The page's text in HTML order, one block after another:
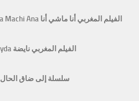
Film marocain Ana Machi Ana الفيلم المغربي أنا ماشي أنا
Film marocain Nayda الفيلم المغربي نايضة
Série Ila Da9 Lhal سلسلة إلى ضاق الحال